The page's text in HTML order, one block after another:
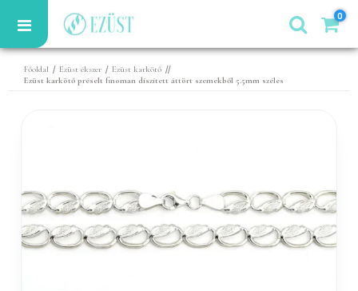
0
Főoldal / Ezüst ékszer / Ezüst karkötő //
Ezüst karkötő préselt finoman díszített áttört szemekből 5.5mm széles